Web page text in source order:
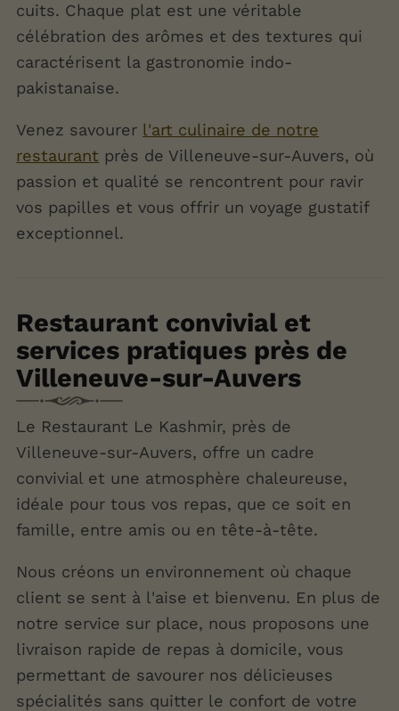
cuits. Chaque plat est une véritable
célébration des arômes et des textures qui
caractérisent la gastronomie indo-
pakistanaise.
Venez savourer l'art culinaire de notre
restaurant près de Villeneuve-sur-Auvers, où
passion et qualité se rencontrent pour ravir
vos papilles et vous offrir un voyage gustatif
exceptionnel.
Restaurant convivial et
services pratiques près de
Villeneuve-sur-Auvers
Le Restaurant Le Kashmir, près de
Villeneuve-sur-Auvers, offre un cadre
convivial et une atmosphère chaleureuse,
idéale pour tous vos repas, que ce soit en
famille, entre amis ou en tête-à-tête.
Nous créons un environnement où chaque
client se sent à l'aise et bienvenu. En plus de
notre service sur place, nous proposons une
livraison rapide de repas à domicile, vous
permettant de savourer nos délicieuses
spécialités sans quitter le confort de votre